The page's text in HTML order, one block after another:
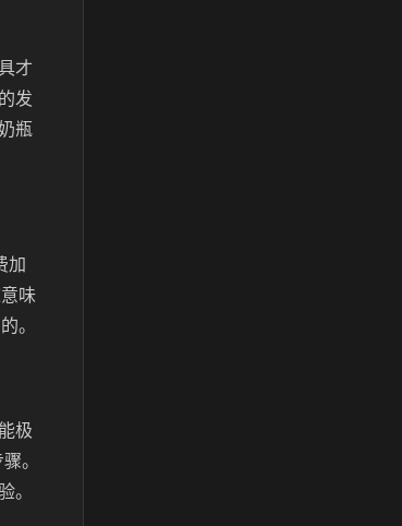
才
发
瓶
加
味
。
极
。
。